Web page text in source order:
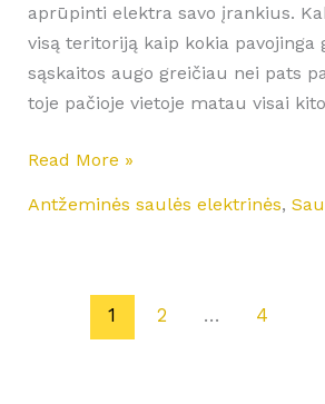
aprūpinti elektra savo įrankius.
visą teritoriją kaip kokia pavojinga
sąskaitos augo greičiau nei pats
toje pačioje vietoje matau visai
Read More »
Antžeminės saulės elektrinės,
1 2 … 4